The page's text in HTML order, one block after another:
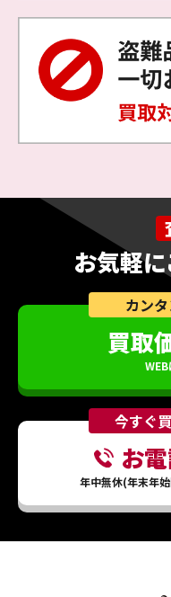
お気軽
カン
買取
今すぐ
お
年中無休(年末年